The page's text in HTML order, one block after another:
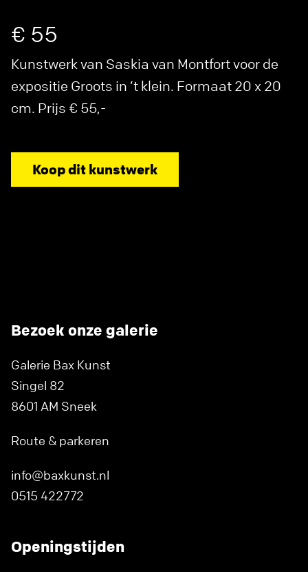
€ 55
Kunstwerk van Saskia van Montfort voor de
expositie Groots in ’t klein. Formaat 20 x 20
cm. Prijs € 55,-
Koop dit kunstwerk
Bezoek onze galerie
Galerie Bax Kunst
Singel 82
8601 AM Sneek
Route & parkeren
info@baxkunst.nl
0515 422772
Openingstijden